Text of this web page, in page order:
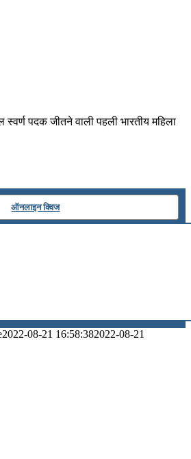
पदक जीतने वाली पहली भारतीय महिला
ऑनलाइन क्विज
2022-08-21 16:58:382022-08-21